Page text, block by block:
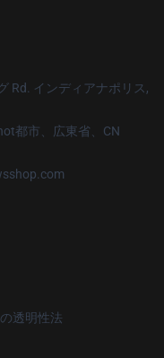
Rd. インディアナポリス,
都市、広東省、CN
透明性法